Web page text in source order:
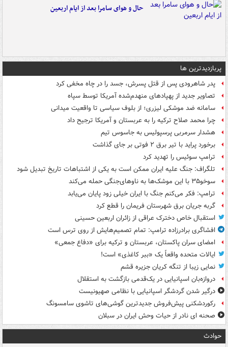
حال و هوای سامرا بعد از ایام اربعین
پربازدیدترین ها
پدر شاهرودی پس از قتل پسرش، جسد را در چاه مخفی کرد
تصاویر جدید از پهپادهای منهدم‌شده آمریکا توسط سپاه
سامانه ضد موشکی لیزری؛ از بلوف سیاسی تا واقعیت میدانی
چرا محمد صلاح ترکیه را به عربستان و آمریکا ترجیح داد
هشدار سرمربی پرسپولیس به جاسوس تیم
برخورد پراید با تیر برق ۲ فوتی بر جای گذاشت
ترامپ سوئیس را تهدید کرد
تلگراف: جنگ علیه ایران ممکن است به یکی از اشتباهات تاریخ تبدیل شود
سوخو۳۵ با این موشک‌ها به ناوهای‌جنگی حمله می‌کند
ترامپ: فکر می‌کنم جنگ با ایران خیلی زود پایان می‌یابد
گربه جریان برق شهرستان فریمان را قطع کرد
استقبال خاص دخترک عراقی از زائران اربعین حسینی
افشاگری برادرزاده ترامپ: تمام تصمیم‌هایش از روی ترس است
امضای سران پاکستان، عربستان و ترکیه برای «دفاع جمعی»
ایالات متحده واقعاً یک «ببر کاغذی» است!
نمایی زیبا از تنگه کریان جزیره قشم
دروازه‌بان اسپانیایی در یک‌قدمی بازگشت به استقلال
درگیر شدن گردشگر اسپانیایی با نظامی صهیونیست
رکوردشکنی پیش‌فروش جدیدترین گوشی‌های تاشوی سامسونگ
صحنه ای نادر از حیات وحش ایران در سبلان
حوادث